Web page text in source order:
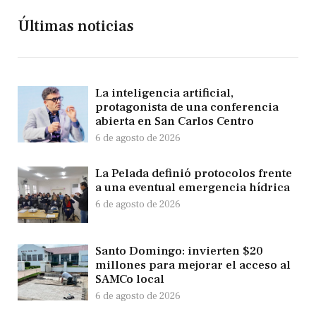
Últimas noticias
La inteligencia artificial,
protagonista de una conferencia
abierta en San Carlos Centro
6 de agosto de 2026
La Pelada definió protocolos frente
a una eventual emergencia hídrica
6 de agosto de 2026
Santo Domingo: invierten $20
millones para mejorar el acceso al
SAMCo local
6 de agosto de 2026